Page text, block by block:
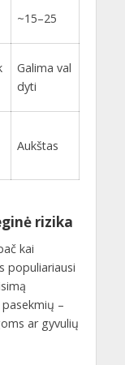
~15–25
Galima val
dyti
Aukštas
rizika
kai
populiariausi
–
ar gyvulių